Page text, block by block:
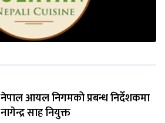
नेपाल आयल निगमको प्रबन्ध निर्देशकमा
नागेन्द्र साह नियुक्त